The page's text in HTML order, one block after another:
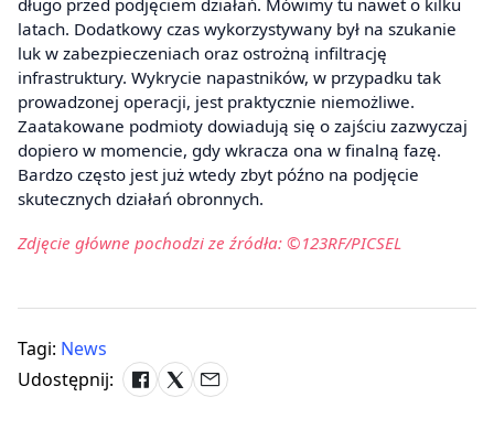
długo przed podjęciem działań. Mówimy tu nawet o kilku
latach. Dodatkowy czas wykorzystywany był na szukanie
luk w zabezpieczeniach oraz ostrożną infiltrację
infrastruktury. Wykrycie napastników, w przypadku tak
prowadzonej operacji, jest praktycznie niemożliwe.
Zaatakowane podmioty dowiadują się o zajściu zazwyczaj
dopiero w momencie, gdy wkracza ona w finalną fazę.
Bardzo często jest już wtedy zbyt późno na podjęcie
skutecznych działań obronnych.
Zdjęcie główne pochodzi ze źródła: ©123RF/PICSEL
Tagi: News
Udostępnij: